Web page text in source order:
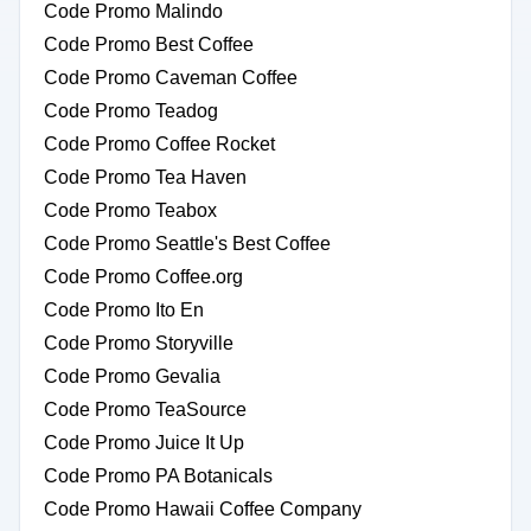
Code Promo Malindo
Code Promo Best Coffee
Code Promo Caveman Coffee
Code Promo Teadog
Code Promo Coffee Rocket
Code Promo Tea Haven
Code Promo Teabox
Code Promo Seattle's Best Coffee
Code Promo Coffee.org
Code Promo Ito En
Code Promo Storyville
Code Promo Gevalia
Code Promo TeaSource
Code Promo Juice It Up
Code Promo PA Botanicals
Code Promo Hawaii Coffee Company